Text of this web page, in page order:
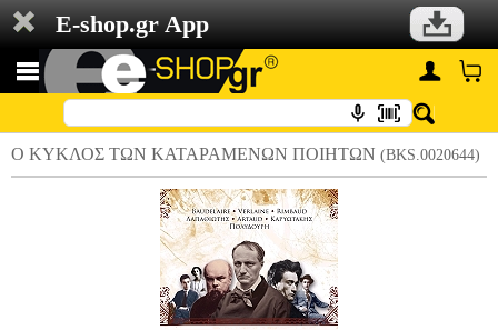
E-shop.gr App
Ο ΚΥΚΛΟΣ ΤΩΝ ΚΑΤΑΡΑΜΕΝΩΝ ΠΟΙΗΤΩΝ (BKS.0020644)